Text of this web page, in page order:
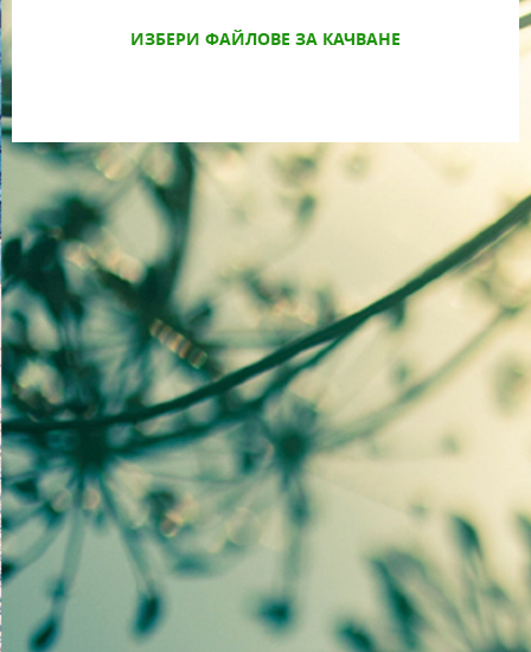
ИЗБЕРИ ФАЙЛОВЕ ЗА КАЧВАНЕ